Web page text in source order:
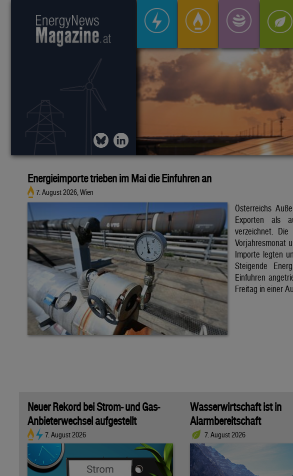
Energieimporte trieben im Mai die Einfuhren an
7. August 2026, Wien
Österreichs
Exporten als
verzeichnet.
Vorjahresmonat
Importe legten
Steigende
Einfuhren
Freitag in einer
Neuer Rekord bei Strom- und Gas-
Anbieterwechsel aufgestellt
7. August 2026
Wasserwirtschaft ist in
Alarmbereitschaft
7. August 2026